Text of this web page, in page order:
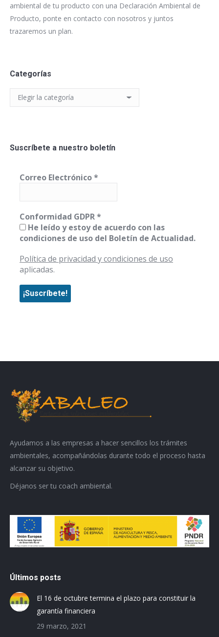
ambiental de tu producto con una Declaración Ambiental de
Producto, ponte en contacto con nosotros y juntos
trazaremos un plan.
Categorías
Categorías
Suscríbete a nuestro boletín
Correo Electrónico*
Conformidad GDPR*
He leído y estoy de acuerdo con las
condiciones de uso del Boletín de Actualidad.
Política de privacidad y condiciones de uso
aplicadas.
Ayudamos a las empresas a hacer sencillos los trámites
ambientales, acompañándolas durante todo el proceso hasta
alcanzar su objetivo.
Déjanos ser tu coach ambiental.
Últimos posts
El 16 de octubre termina el plazo para constituir la
garantía financiera
29 marzo, 2021